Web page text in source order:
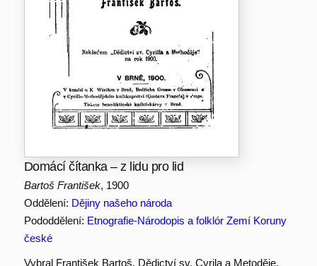
Domácí čítanka – z lidu pro lid
Bartoš František, 1900
Oddělení: Dějiny našeho národa
Pododdělení: Etnografie-Národopis a folklór Zemí Koruny
české
Vybral František Bartoš. Dědictví sv. Cyrila a Metoděje,